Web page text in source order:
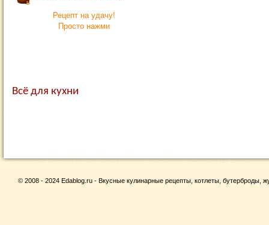
Рецепт на удачу!
Просто нажми
Всё для кухни
© 2008 - 2024 Edablog.ru - Вкусные кулинарные рецепты, котлеты, бутерброды,